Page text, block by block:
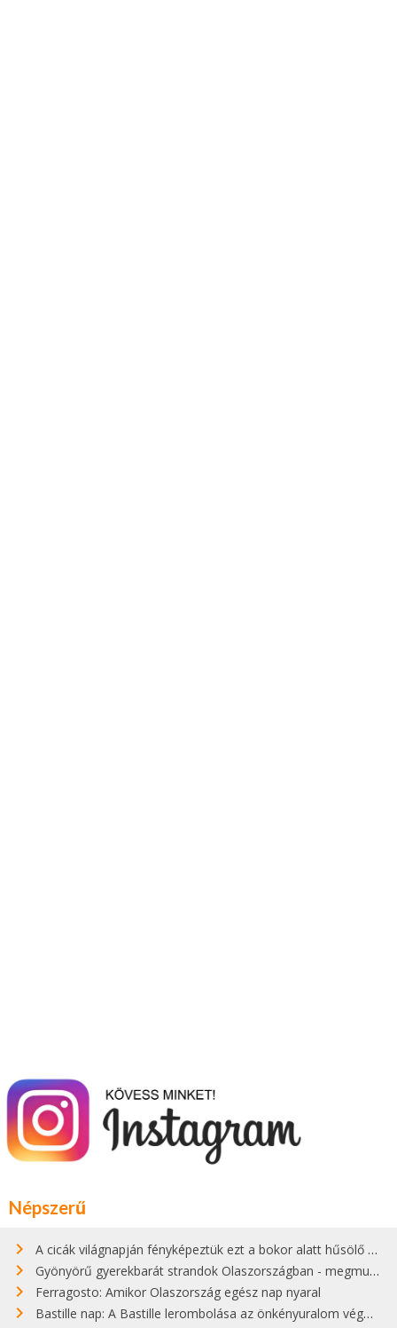
Népszerű
A cicák világnapján fényképeztük ezt a bokor alatt hűsölő cicát Kisorosziban
Gyönyörű gyerekbarát strandok Olaszországban - megmutatjuk a 15 legjobbat
Ferragosto: Amikor Olaszország egész nap nyaral
Bastille nap: A Bastille lerombolása az önkényuralom végét jelentette